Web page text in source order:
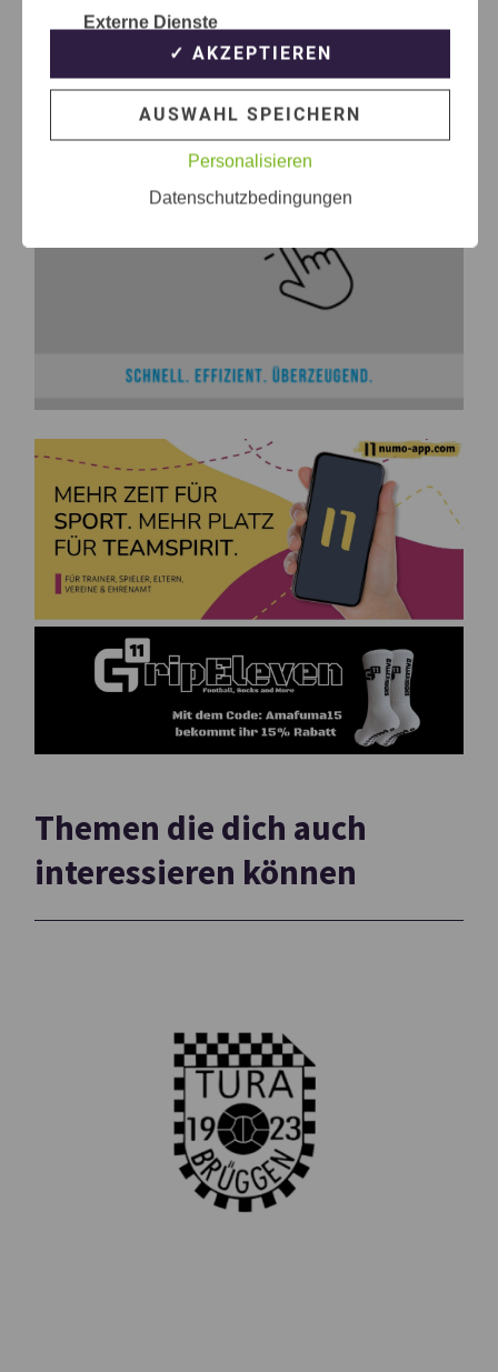
Themen die dich auch
interessieren können
Externe Dienste
✓ AKZEPTIEREN
AUSWAHL SPEICHERN
Personalisieren
Datenschutzbedingungen